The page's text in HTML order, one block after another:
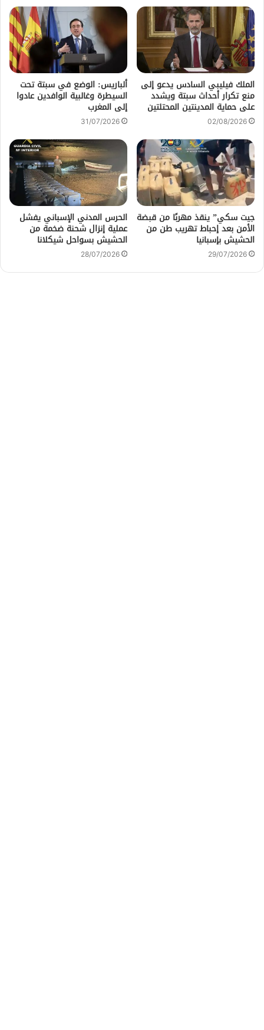
الملك فيليبي السادس يدعو إلى
منع تكرار أحداث سبتة ويشدد
على حماية المدينتين المحتلتين
02/08/2026
ألباريس: الوضع في سبتة تحت
السيطرة وغالبية الوافدين عادوا
إلى المغرب
31/07/2026
جيت سكي” ينقذ مهربًا من قبضة
الأمن بعد إحباط تهريب طن من
الحشيش بإسبانيا
29/07/2026
الحرس المدني الإسباني يفشل
عملية إنزال شحنة ضخمة من
الحشيش بسواحل شيكلانا
28/07/2026